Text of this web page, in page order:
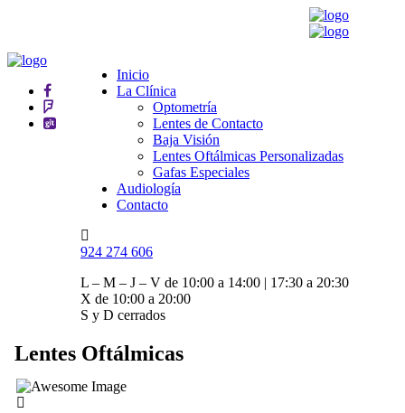
Inicio
La Clínica
Optometría
Lentes de Contacto
Baja Visión
Lentes Oftálmicas Personalizadas
Gafas Especiales
Audiología
Contacto
924 274 606
L – M – J – V de 10:00 a 14:00 | 17:30 a 20:30
X de 10:00 a 20:00
S y D cerrados
Lentes Oftálmicas